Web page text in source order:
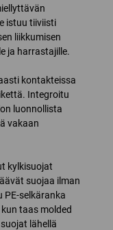
istuu tiiviisti
liikkumisen
ja harrastajille.
kontakteissa
Integroitu
luonnollista
vakaan
kylkisuojat
suojaa ilman
selkäranka
taas molded
lähellä